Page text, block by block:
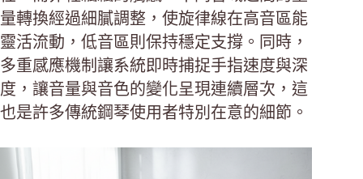
量轉換經過細膩調整，使旋律線在高音區能
靈活流動，低音區則保持穩定支撐。同時，
多重感應機制讓系統即時捕捉手指速度與深
度，讓音量與音色的變化呈現連續層次，這
也是許多傳統鋼琴使用者特別在意的細節。